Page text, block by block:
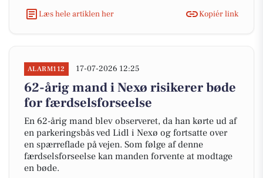
Læs hele artiklen her
Kopiér link
ALARM112 17-07-2026 12:25
62-årig mand i Nexø risikerer bøde
for færdselsforseelse
En 62-årig mand blev observeret, da han kørte ud af
en parkeringsbås ved Lidl i Nexø og fortsatte over
en spærreflade på vejen. Som følge af denne
færdselsforseelse kan manden forvente at modtage
en bøde.